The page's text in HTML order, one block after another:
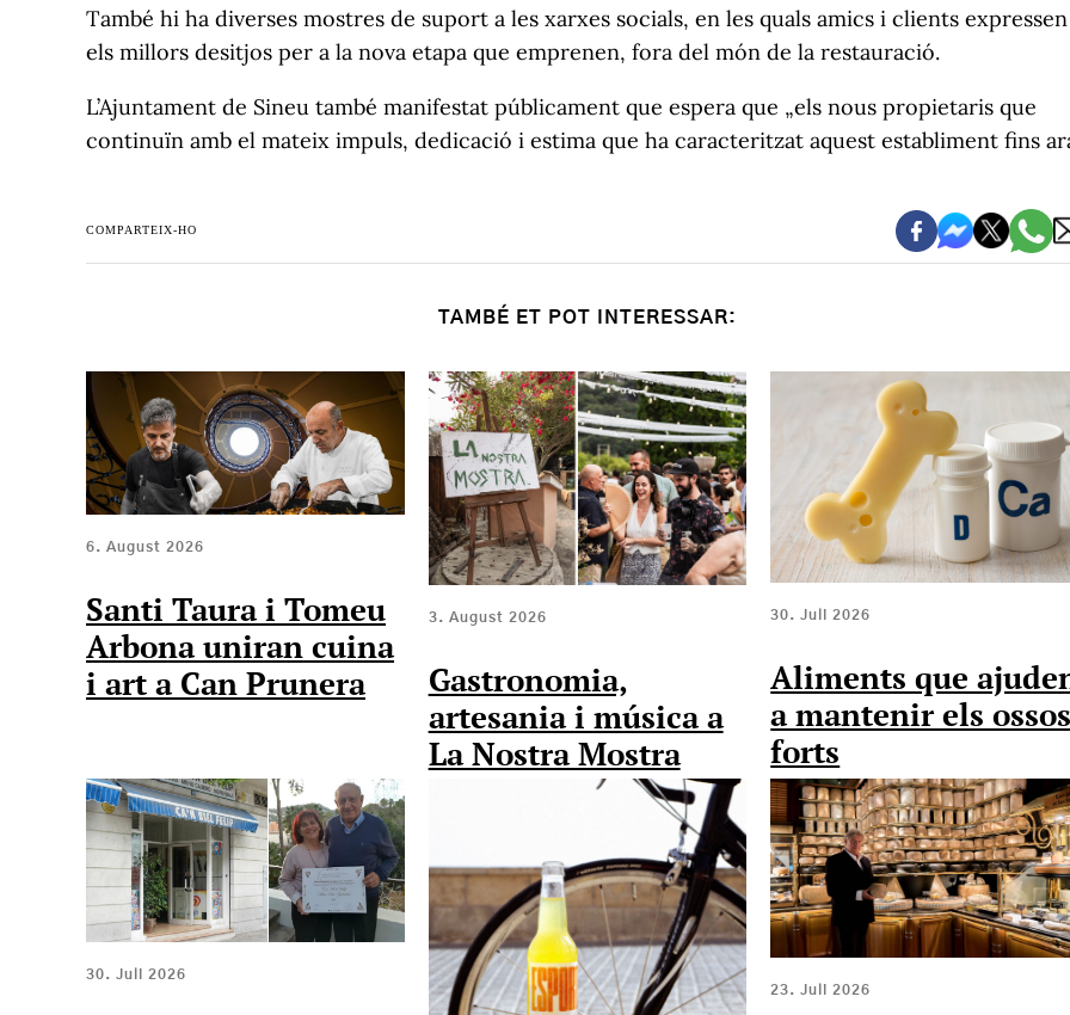
També hi ha diverses mostres de suport a les xarxes socials, en les quals amics i clients expressen
els millors desitjos per a la nova etapa que emprenen, fora del món de la restauració.
L’Ajuntament de Sineu també manifestat públicament que espera que „els nous propietaris que
continuïn amb el mateix impuls, dedicació i estima que ha caracteritzat aquest establiment fins
COMPARTEIX-HO
TAMBÉ ET POT INTERESSAR:
6. August 2026
Santi Taura i Tomeu
Arbona uniran cuina
i art a Can Prunera
3. August 2026
Gastronomia,
artesania i música a
La Nostra Mostra
30. Juli 2026
Aliments que
a mantenir els
forts
30. Juli 2026
23. Juli 2026